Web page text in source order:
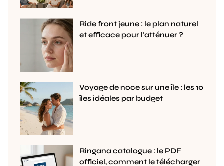
Ride front jeune : le plan naturel
et efficace pour l’atténuer ?
Voyage de noce sur une île : les 10
îles idéales par budget
Ringana catalogue : le PDF
officiel, comment le télécharger